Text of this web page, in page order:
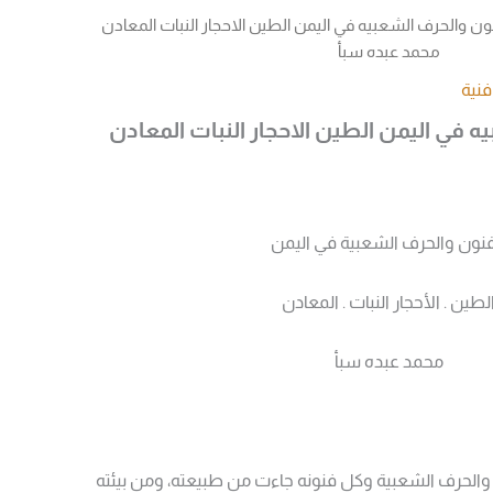
والحرف الشعبيه في اليمن الطين الاحجار النبات المعادن
محمد عبده سبأ
في اليمن الطين الاحجار النبات المعادن
والحرف الشعبية في اليمن
الطين . الأحجار النبات . المعادن
محمد عبده سبأ
والحرف الشعبية وكل فنونه جاءت من طبيعته، ومن بيئته